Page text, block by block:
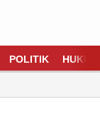
POLITIK HUKUM